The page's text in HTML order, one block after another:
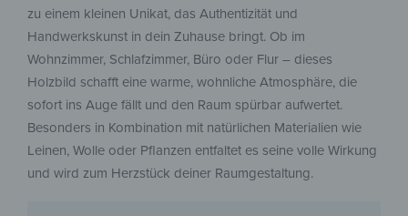
zu einem kleinen Unikat, das Authentizität und
Handwerkskunst in dein Zuhause bringt. Ob im
Wohnzimmer, Schlafzimmer, Büro oder Flur – dieses
Holzbild schafft eine warme, wohnliche Atmosphäre, die
sofort ins Auge fällt und den Raum spürbar aufwertet.
Besonders in Kombination mit natürlichen Materialien wie
Leinen, Wolle oder Pflanzen entfaltet es seine volle Wirkung
und wird zum Herzstück deiner Raumgestaltung.